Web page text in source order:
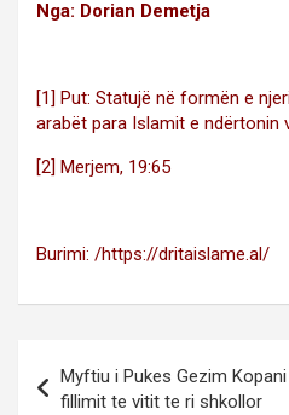
Nga: Dorian Demetja
[1] Put: Statujë në formën e
arabët para Islamit e ndërtonin
[2] Merjem, 19:65
Burimi: /https://dritaislame.al/
navigation
Myftiu i Pukes Gezim
fillimit te vitit te ri shkollor